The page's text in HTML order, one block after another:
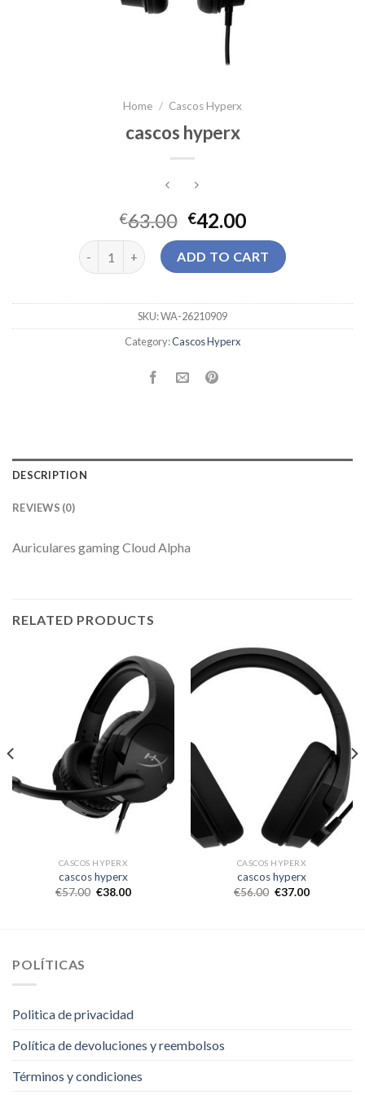
Home / Cascos Hyperx
cascos hyperx
€63.00 €42.00
cascos hyperx quantityADD TO CART
SKU:WA-26210909
Category:Cascos Hyperx
DESCRIPTION
REVIEWS (0)
Auriculares gaming Cloud Alpha
RELATED PRODUCTS
CASCOS HYPERX
cascos hyperx
€57.00 €38.00
CASCOS HYPERX
cascos hyperx
€56.00 €37.00
POLÍTICAS
Politica de privacidad
Política de devoluciones y reembolsos
Términos y condiciones